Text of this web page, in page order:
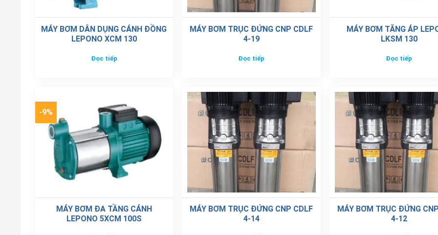
MÁY BƠM DÂN DỤNG CÁNH ĐỒNG
LEPONO XCM 130
Đọc tiếp
MÁY BƠM TRỤC ĐỨNG CNP CDLF
4-19
Đọc tiếp
MÁY BƠM TĂNG ÁP
LKSM 130
Đọc tiếp
-9%
MÁY BƠM ĐA TẦNG CÁNH
LEPONO 5XCM 100S
MÁY BƠM TRỤC ĐỨNG CNP CDLF
4-14
MÁY BƠM TRỤC ĐỨNG
4-12